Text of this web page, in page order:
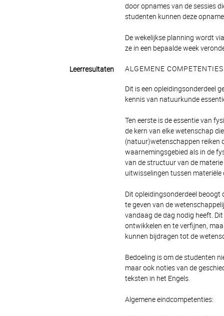
door opnames van de sessies
studenten kunnen deze
De wekelijkse planning wordt
ze in een bepaalde week
Leerresultaten ALGEMENE COMPETENTIES
Dit is een opleidingsonderdeel
kennis van natuurkunde
Ten eerste is de essentie van
de kern van elke wetenschap
(natuur)wetenschappen reiken
waarnemingsgebied als in de
van de structuur van de
uitwisselingen tussen
Dit opleidingsonderdeel beoogt
te geven van de
vandaag de dag nodig heeft.
ontwikkelen en te verfijnen,
kunnen bijdragen tot de
Bedoeling is om de studenten
maar ook noties van de
teksten in het Engels.
Algemene eindcompetenties: